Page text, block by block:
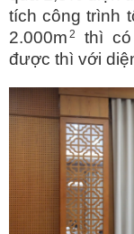
tích công trình
2.000m 2
thì
được thì với